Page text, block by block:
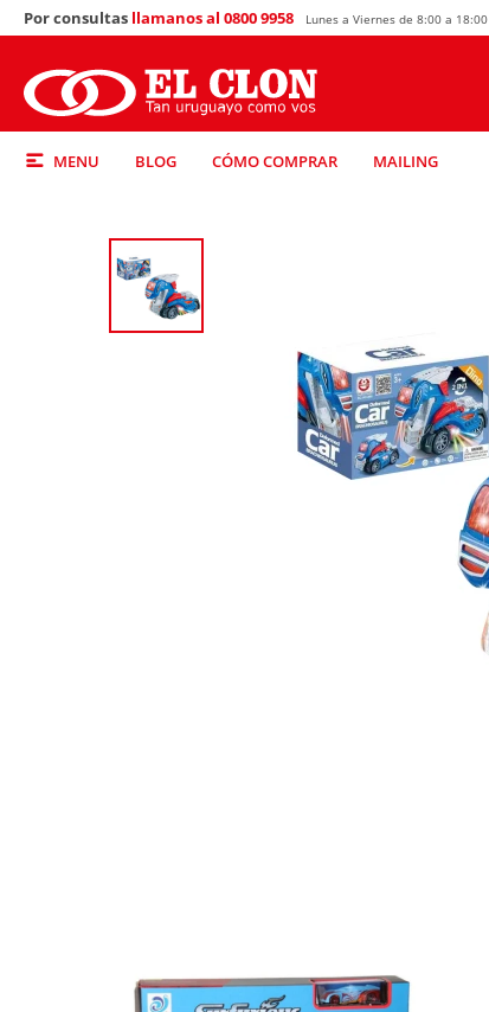
MENU BLOG CÓMO COMPRAR MAILING
Por consultas llamanos al 0800 9958 Lunes a Viernes de 8:00 a 18:00